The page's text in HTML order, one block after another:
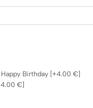
Birthday [+4.00 €]
€]